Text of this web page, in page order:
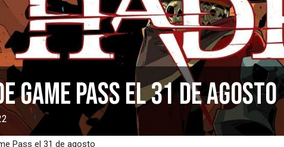
Game Pass el 31 de agosto
Pass el 31 de agosto